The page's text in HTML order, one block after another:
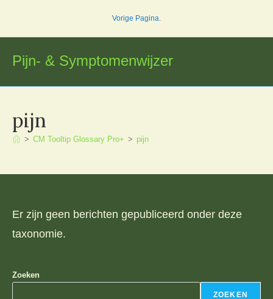
inhoud
Vorige Pagina.
Pijn- & Symptomenwijzer
pijn
> CM Tooltip Glossary Pro+ > pijn
Er zijn geen berichten gepubliceerd onder deze
taxonomie.
Zoeken
ZOEKEN